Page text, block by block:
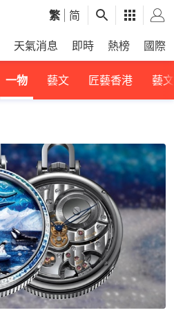
繁 简
天氣消息 即時 熱榜 國際
一物 藝文 匠藝香港 藝